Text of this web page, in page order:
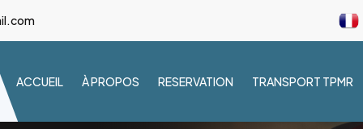
ACCUEIL À PROPOS RESERVATION TRANSPORT TPMR